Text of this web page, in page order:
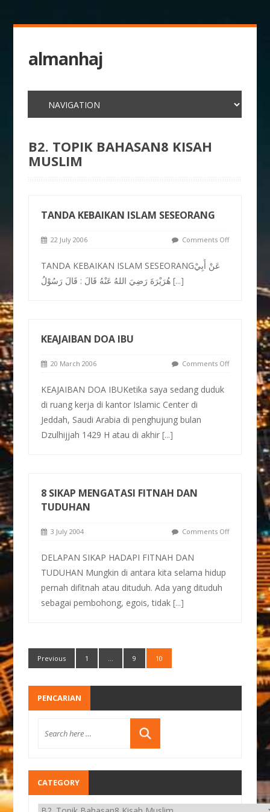
almanhaj
B2. TOPIK BAHASAN8 KISAH
MUSLIM
TANDA KEBAIKAN ISLAM SESEORANG
22 July 2006 Comments Off
TANDA KEBAIKAN ISLAM SESEORANGعَنْ أَبِيْ
هُرَيْرَةَ رَضِيَ اللهُ عَنْهُ قَالَ : قَالَ رَسُوْلُ[...]
KEAJAIBAN DOA IBU
20 March 2006 Comments Off
KEAJAIBAN DOA IBUKetika saya sedang duduk
di ruang kerja di kantor Islamic Center di
Jeddah, Saudi Arabia di penghujung bulan
Dzulhijjah 1429 H atau di akhir[...]
8 SIKAP MENGATASI FITNAH DAN
TUDUHAN
3 July 2004 Comments Off
DELAPAN SIKAP HADAPI FITNAH DAN
TUDUHAN Mungkin di antara kita selama hidup
pernah difitnah atau dituduh. Ada yang dituduh
sebagai pembohong, egois, tidak[...]
Previous 1 … 9 10
PENCARIAN
CATEGORY